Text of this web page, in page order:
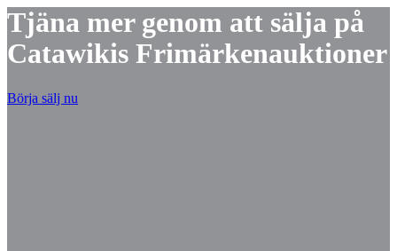
Tjäna mer genom att sälja på
Catawikis Frimärkenauktioner
Börja sälj nu